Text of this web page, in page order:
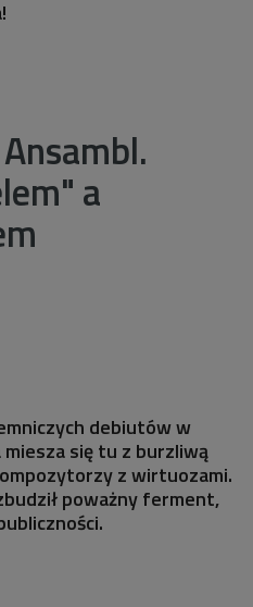
a
debiutów w
się tu z burzliwą
z wirtuozami.
poważny ferment,